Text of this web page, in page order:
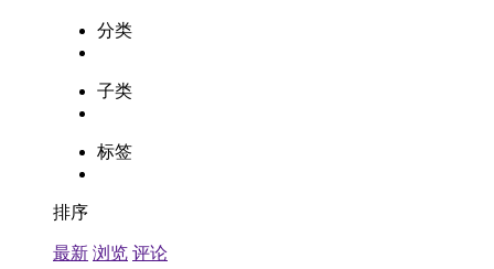
分类
子类
标签
排序
最新 浏览 评论